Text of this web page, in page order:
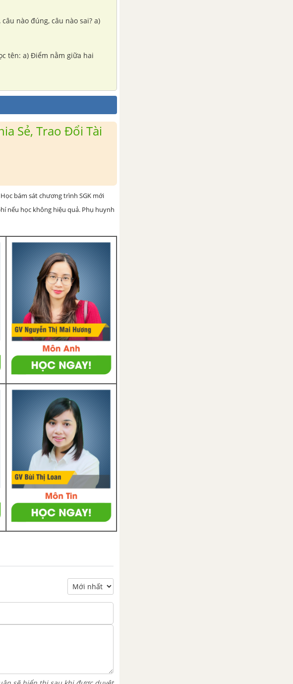
nào đúng, câu nào sai? a)
Sẻ, Trao Đổi Tài
Học bám sát chương trình SGK mới
nếu học không hiệu quả. Phụ huynh